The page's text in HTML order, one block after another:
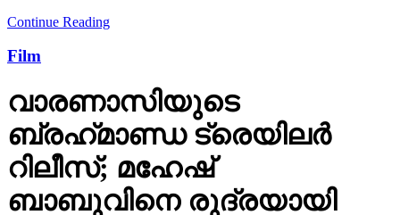
Continue Reading
Film
വാരണാസിയുടെ
ബ്രഹ്‌മാണ്ഡ ട്രെയിലര്‍
റിലീസ്; മഹേഷ്
ബാബുവിനെ രുദ്രയായി